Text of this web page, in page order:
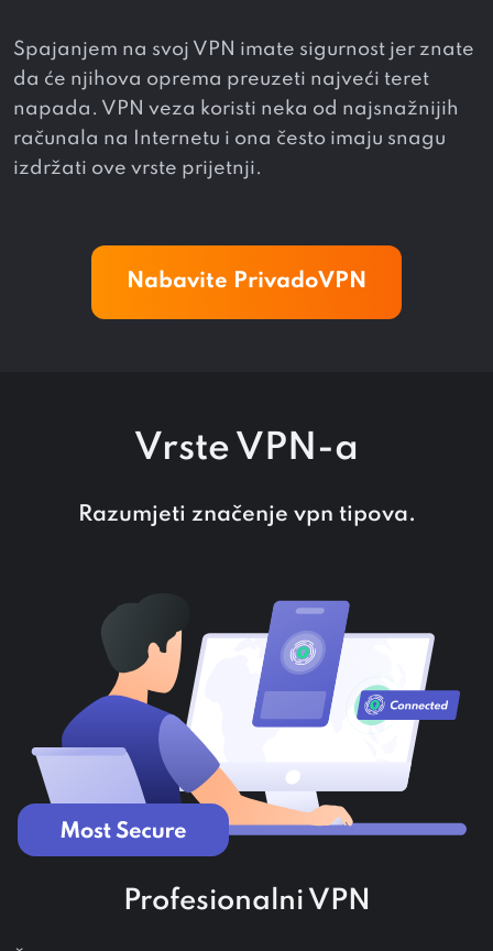
Spajanjem na svoj VPN imate sigurnost jer znate
da će njihova oprema preuzeti najveći teret
napada. VPN veza koristi neka od najsnažnijih
računala na Internetu i ona često imaju snagu
izdržati ove vrste prijetnji.
Nabavite PrivadoVPN
Vrste VPN-a
Razumjeti značenje vpn tipova.
Profesionalni VPN